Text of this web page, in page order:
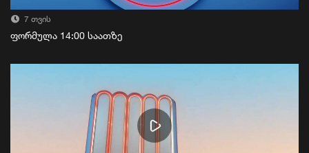
7 თვის
ფორმულა 14:00 საათზე